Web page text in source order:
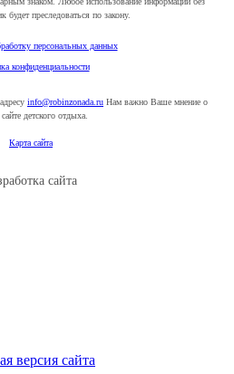
будет преследоваться по закону.
персональных данных
конфиденциальности
info@robinzonada.ru Нам важно Ваше мнение о
детского отдыха.
Карта сайта
сайта
версия сайта